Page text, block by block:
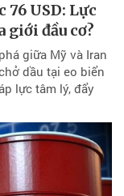
76 USD: Lực
giới đầu cơ?
giữa Mỹ và Iran
dầu tại eo biển
lực tâm lý, đẩy